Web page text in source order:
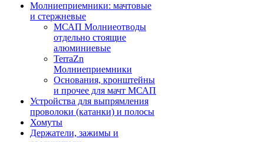
Молниеприемники: мачтовые
и стержневые
МСАП Молниеотводы
отдельно стоящие
алюминиевые
TerraZn
Молниеприемники
Основания, кронштейны
и прочее для мачт МСАП
Устройства для выпрямления
проволоки (катанки) и полосы
Хомуты
Держатели, зажимы и